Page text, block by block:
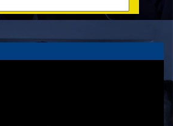
かける想い-川畑直央征-
かける想い-香山創祐-
STAFF blog